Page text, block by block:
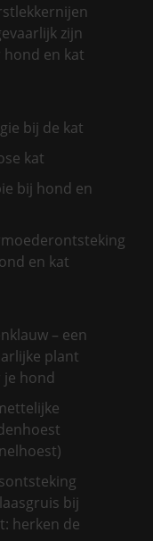
zijn
hond en kat
bij de kat
kat
bij hond en
en kat
– een
plant
hond
bij
herken de